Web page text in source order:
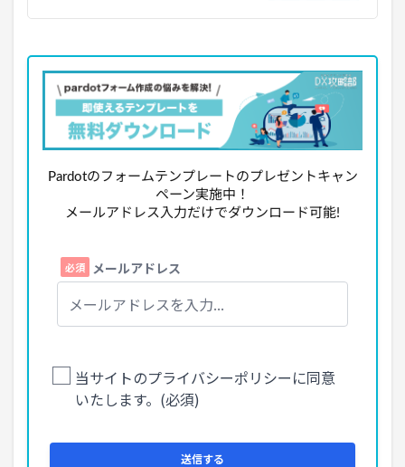
Pardotのフォームテンプレートのプレゼントキャン
ペーン実施中！
メールアドレス入力だけでダウンロード可能!